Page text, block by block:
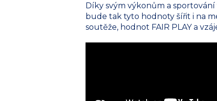
Díky svým výkonům a sportování
bude tak tyto hodnoty šířit i na
soutěže, hodnot FAIR PLAY a